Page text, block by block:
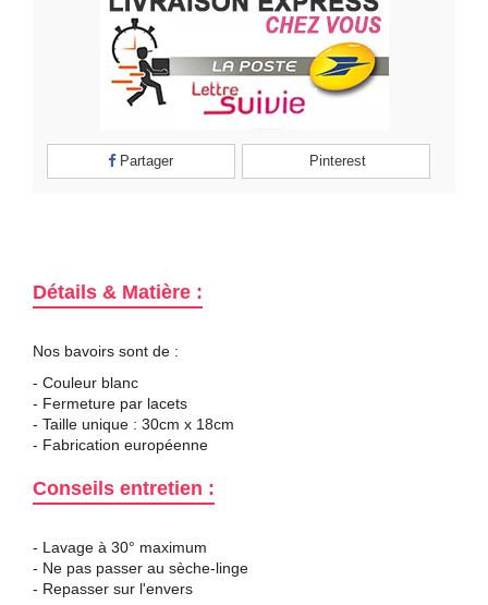
Partager Pinterest
Détails & Matière :
Nos bavoirs sont de :
- Couleur blanc
- Fermeture par lacets
- Taille unique : 30cm x 18cm
- Fabrication européenne
Conseils entretien :
- Lavage à 30° maximum
- Ne pas passer au sèche-linge
- Repasser sur l'envers